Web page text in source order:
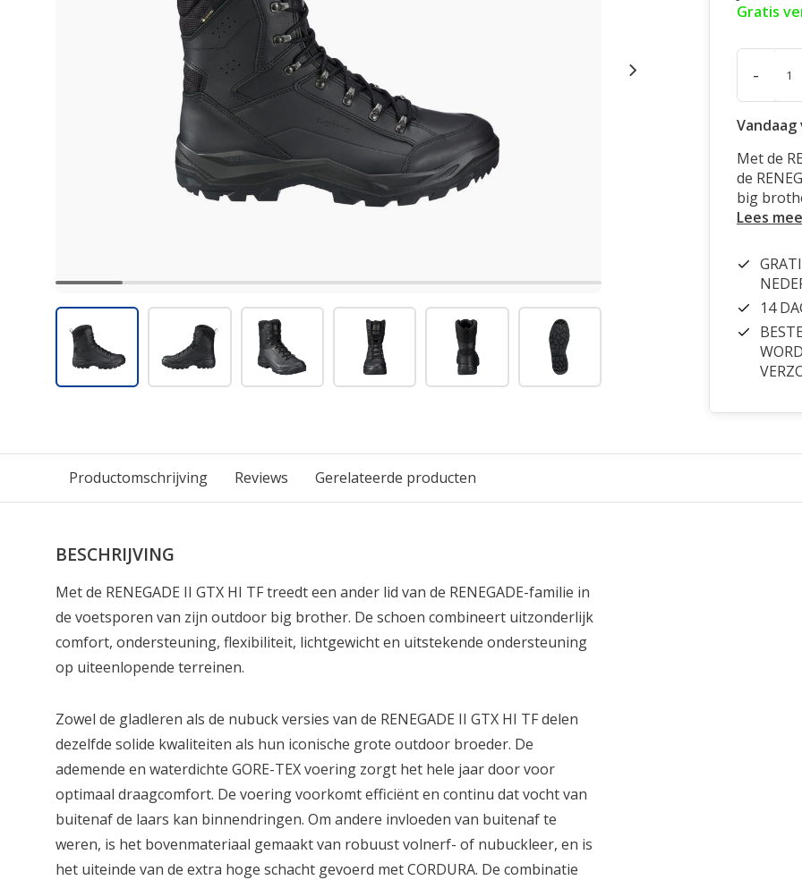
Gratis
-
Met de
de
big
Lees
14
Productomschrijving Reviews Gerelateerde producten
BESCHRIJVING
Met de RENEGADE II GTX HI TF treedt een ander lid van de RENEGADE-familie in
de voetsporen van zijn outdoor big brother. De schoen combineert uitzonderlijk
comfort, ondersteuning, flexibiliteit, lichtgewicht en uitstekende ondersteuning
op uiteenlopende terreinen.
Zowel de gladleren als de nubuck versies van de RENEGADE II GTX HI TF delen
dezelfde solide kwaliteiten als hun iconische grote outdoor broeder. De
ademende en waterdichte GORE-TEX voering zorgt het hele jaar door voor
optimaal draagcomfort. De voering voorkomt efficiënt en continu dat vocht van
buitenaf de laars kan binnendringen. Om andere invloeden van buitenaf te
weren, is het bovenmateriaal gemaakt van robuust volnerf- of nubuckleer, en is
het uiteinde van de extra hoge schacht gevoerd met CORDURA. De combinatie